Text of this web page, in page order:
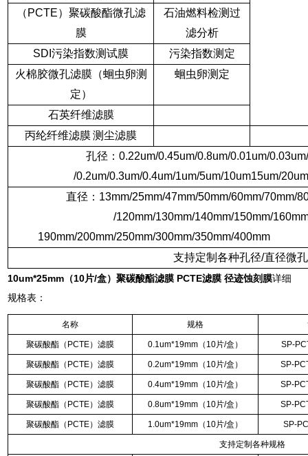
（ PCTE）聚碳酸酯微孔滤
膜
石油燃料检测过
滤分析
SDI污染指数测试膜
污染指数测定
火棉胶微孔滤膜（蛔虫卵测
定）
蛔虫卵测定
石英纤维滤膜
丙纶纤维滤膜测尘滤膜
孔径：0.22um/0.45um/0.8um/0.01um/
/0.2um/0.3um/0.4um/1um/5um/10um15um/
直径： 13mm/25mm/47mm/50mm/60mm/70mm/
/120mm/130mm/140mm/150mm/
190mm/200mm/250mm/300mm/350mm/400mm
支持定制各种孔径/直径微
10um*25mm（10片/盒）聚碳酸酯滤膜 PCTE滤膜 径迹蚀刻膜详细
规格表：
名称 规格
聚碳酸酯（ PCTE）滤膜 0.1um*19mm （ 10片/盒） SP-
聚碳酸酯（ PCTE）滤膜 0.2um*19mm （ 10片/盒） SP-
聚碳酸酯（ PCTE）滤膜 0.4um*19mm （ 10片/盒） SP-
聚碳酸酯（ PCTE）滤膜 0.8um*19mm （ 10片/盒） SP-
聚碳酸酯（ PCTE）滤膜 1.0um*19mm （ 10片/盒） SP-
支持定制各种规格